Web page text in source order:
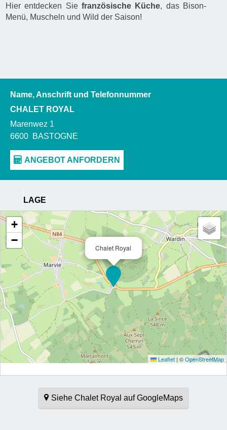
Hier entdecken Sie französische Küche, das Bison-
Menü, Muscheln und Wild der Saison!
Name, Anschrift und Telefonnummer
CHALET ROYAL
Marenwez 1
6600 BASTOGNE
LAGE
Chalet Royal
+
−
Leaflet | ©OpenStreetMap
Siehe Chalet Royal auf GoogleMaps